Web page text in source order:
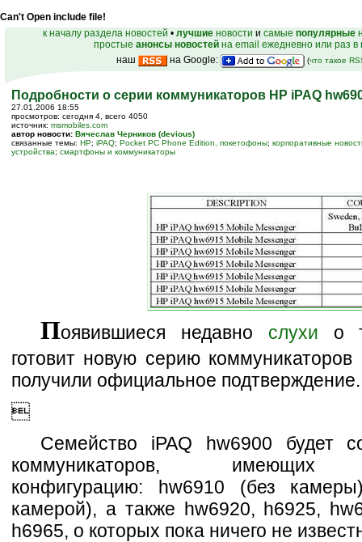
Can't Open include file!
к началу раздела новостей • лучшие новости и самые популярные
простые анонсы новостей на email ежедневно или раз
наш
на Google: (что такое
Подробности о серии коммуникаторов HP iPAQ
27.01.2006 18:55
просмотров: сегодня 4, всего 4050
источник: msmobiles.com
автор новости: Вячеслав Черников (devious)
связанные темы: HP; iPAQ; Pocket PC Phone Edition, покетофоны; корпоративные
устройства; смартфоны и коммуникаторы
Появившиеся недавно слухи о
готовит новую серию коммуникаторов
получили официальное подтверждение.

Семейство iPAQ hw6900 будет
коммуникаторов, имеющих
конфигурацию: hw6910 (без
камерой), а также hw6920, h6925,
h6965, о которых пока ничего не